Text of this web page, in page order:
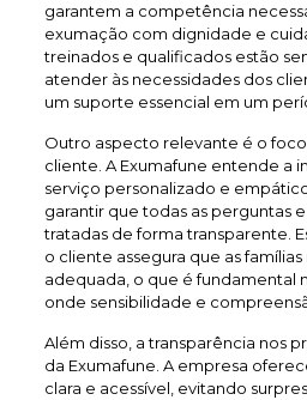
garantem a competência
exumação com dignidade e
treinados e qualificados estão
atender às necessidades dos
um suporte essencial em um
Outro aspecto relevante é o
cliente. A Exumafune entende a
serviço personalizado e
garantir que todas as perguntas
tratadas de forma transparente.
o cliente assegura que as
adequada, o que é fundamental
onde sensibilidade e
Além disso, a transparência nos
da Exumafune. A empresa
clara e acessível, evitando